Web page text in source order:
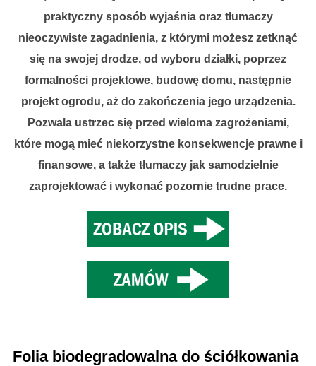
praktyczny sposób wyjaśnia oraz tłumaczy
nieoczywiste zagadnienia, z którymi możesz zetknąć
się na swojej drodze, od wyboru działki, poprzez
formalności projektowe, budowę domu, następnie
projekt ogrodu, aż do zakończenia jego urządzenia.
Pozwala ustrzec się przed wieloma zagrożeniami,
które mogą mieć niekorzystne konsekwencje prawne i
finansowe, a także tłumaczy jak samodzielnie
zaprojektować i wykonać pozornie trudne prace.
Folia biodegradowalna do ściółkowania